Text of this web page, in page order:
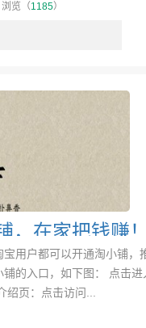
浏览（1185）
，在家把钱赚
用户都可以开通淘小铺，
的入口，如下图： 点击
页：点击访问...